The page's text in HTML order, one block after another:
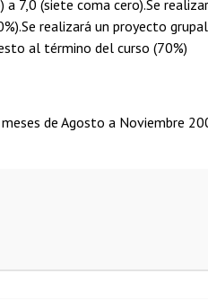
7,0 (siete coma cero).Se
realizará un proyecto
al término del curso (70%)
de Agosto a Noviembre